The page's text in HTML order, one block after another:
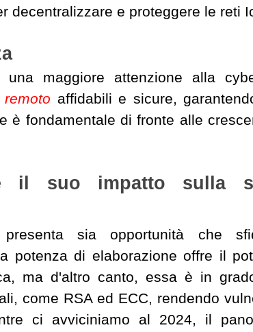
decentralizzare e proteggere le reti
maggiore attenzione alla
affidabili e sicure,
è fondamentale di fronte alle
il suo impatto sulla
presenta sia opportunità che
potenza di elaborazione offre il
ma d'altro canto, essa è in
come RSA ed ECC, rendendo
ci avviciniamo al 2024, il